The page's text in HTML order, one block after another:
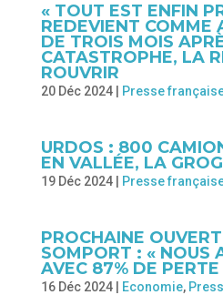
« TOUT EST ENFIN
REDEVIENT COMME
DE TROIS MOIS
CATASTROPHE, LA
ROUVRIR
20 Déc 2024| Presse
URDOS : 800
EN VALLÉE, LA
19 Déc 2024| Presse
PROCHAINE
SOMPORT : « NOUS
AVEC 87% DE
16 Déc 2024| Economie,